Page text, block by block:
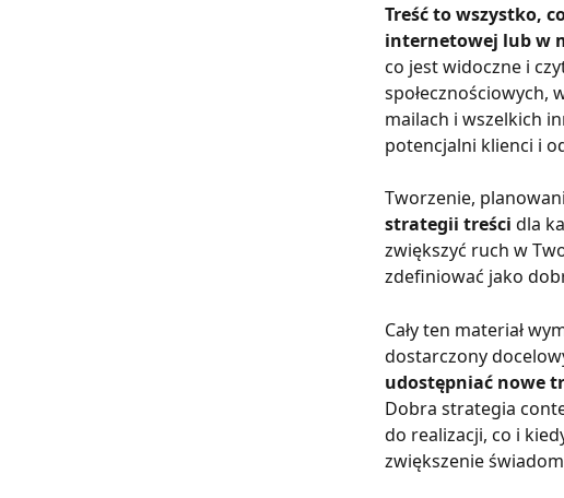
Treść to wszystko,
internetowej lub w
co jest widoczne i
społecznościowych,
mailach i wszelkich
potencjalni klienci i
Tworzenie,
strategii treści dla
zwiększyć ruch w
zdefiniować jako
Cały ten materiał
dostarczony
udostępniać nowe
Dobra strategia
do realizacji, co i
zwiększenie